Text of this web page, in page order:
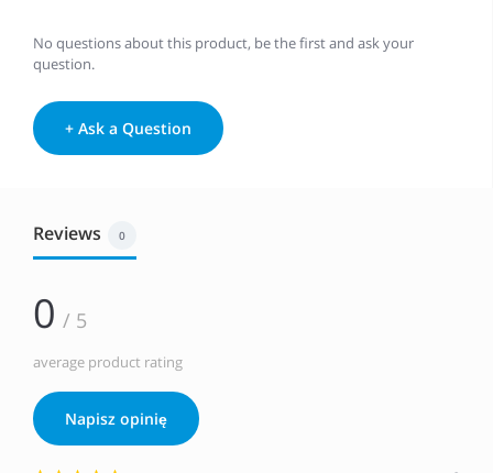
No questions about this product, be the first and ask your
question.
+ Ask a Question
Reviews 0
0 / 5
average product rating
Napisz opinię